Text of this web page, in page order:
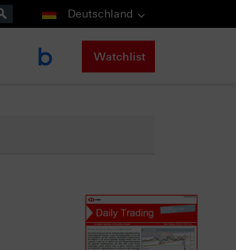
Deutschland
Watchlist